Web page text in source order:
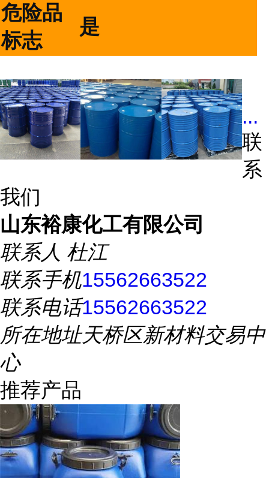
危险品
标志
是
...
联
系
我们
山东裕康化工有限公司
联系人 杜江
联系手机15562663522
联系电话15562663522
所在地址天桥区新材料交易中
心
推荐产品